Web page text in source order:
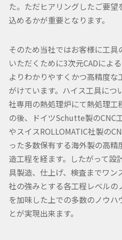
た。ただヒアリングしたご要望
込めるかが重要となります。
そのため当社ではお客様に工具
いただくために3次元CADによ
よりわかりやすくかつ高精度
がけています。ハイス工具につ
社専用の熱処理炉にて熱処理工
の後、ドイツSchutte製のCNC
やスイスROLLOMATIC社製の
った多数保有する海外製の高
造工程を経ます。したがって設
具製造、仕上げ、検査までワン
社の強みとする各工程レベルの
を加味した上での多数のノウハ
とが実現出来ます。